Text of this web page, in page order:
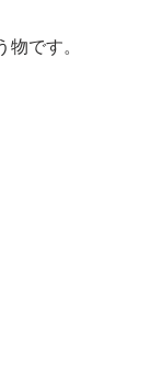
です。